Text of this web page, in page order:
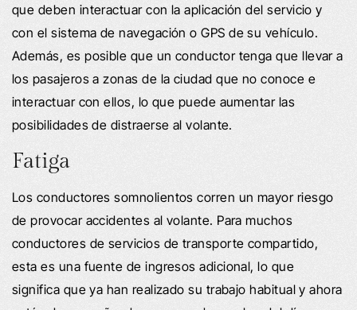
que deben interactuar con la aplicación del servicio y
con el sistema de navegación o GPS de su vehículo.
Además, es posible que un conductor tenga que llevar a
los pasajeros a zonas de la ciudad que no conoce e
interactuar con ellos, lo que puede aumentar las
posibilidades de distraerse al volante.
Fatiga
Los conductores somnolientos corren un mayor riesgo
de provocar accidentes al volante. Para muchos
conductores de servicios de transporte compartido,
esta es una fuente de ingresos adicional, lo que
significa que ya han realizado su trabajo habitual y ahora